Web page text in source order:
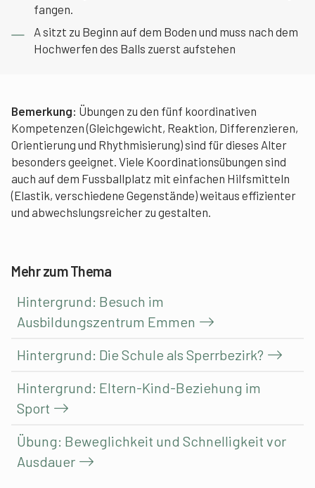
fangen.
A sitzt zu Beginn auf dem Boden und muss nach dem
Hochwerfen des Balls zuerst aufstehen
Bemerkung: Übungen zu den fünf koordinativen
Kompetenzen (Gleichgewicht, Reaktion, Differenzieren,
Orientierung und Rhythmisierung) sind für dieses Alter
besonders geeignet. Viele Koordinationsübungen sind
auch auf dem Fussballplatz mit einfachen Hilfsmitteln
(Elastik, verschiedene Gegenstände) weitaus effizienter
und abwechslungsreicher zu gestalten.
Mehr zum Thema
Hintergrund: Besuch im
Ausbildungszentrum Emmen
Hintergrund: Die Schule als Sperrbezirk?
Hintergrund: Eltern-Kind-Beziehung im
Sport
Übung: Beweglichkeit und Schnelligkeit vor
Ausdauer